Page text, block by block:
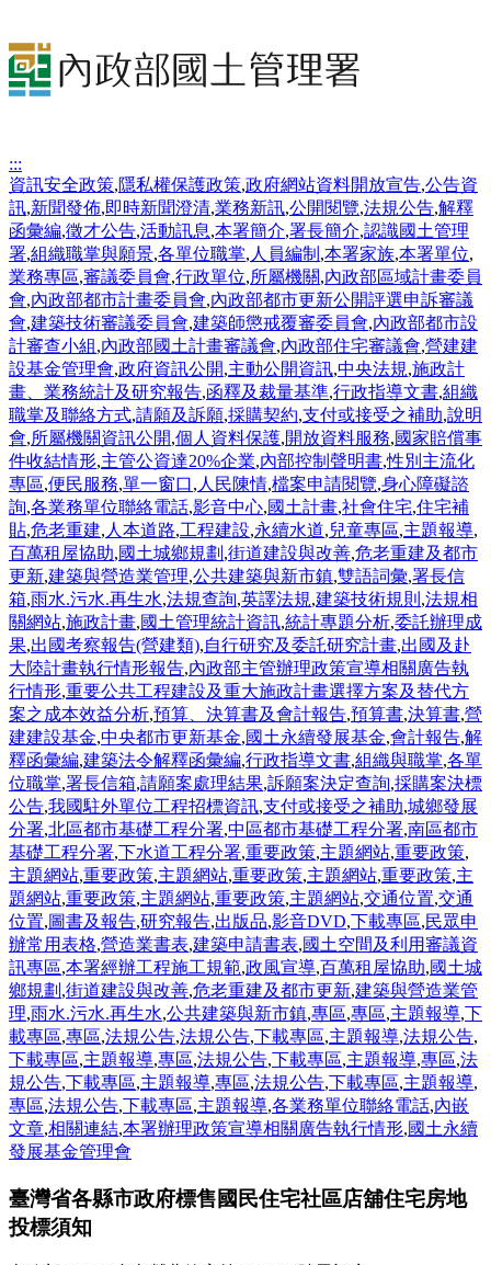
:::
資訊安全政策,隱私權保護政策,政府網站資料開放宣告,公告資
訊,新聞發佈,即時新聞澄清,業務新訊,公開閱覽,法規公告,解釋
函彙編,徵才公告,活動訊息,本署簡介,署長簡介,認識國土管理
署,組織職掌與願景,各單位職掌, 人員編制 ,本署家族,本署單位,
業務專區,審議委員會,行政單位,所屬機關,內政部區域計畫委員
會,內政部都市計畫委員會,內政部都市更新公開評選申訴審議
會,建築技術審議委員會,建築師懲戒覆審委員會,內政部都市設
計審查小組,內政部國土計畫審議會,內政部住宅審議會,營建建
設基金管理會,政府資訊公開,主動公開資訊,中央法規,施政計
畫、業務統計及研究報告,函釋及裁量基準,行政指導文書,組織
職掌及聯絡方式,請願及訴願,採購契約,支付或接受之補助,說明
會,所屬機關資訊公開,個人資料保護,開放資料服務,國家賠償事
件收結情形,主管公資達20%企業,內部控制聲明書,性別主流化
專區,便民服務,單一窗口, 人民陳情,檔案申請閱覽,身心障礙諮
詢,各業務單位聯絡電話,影音中心,國土計畫,社會住宅,住宅補
貼,危老重建, 人本道路,工程建設,永續水道,兒童專區,主題報導,
百萬租屋協助,國土城鄉規劃 ,街道建設與改善,危老重建及都市
更新,建築與營造業管理,公共建築與新市鎮,雙語詞彙,署長信
箱,雨水.污水.再生水,法規查詢,英譯法規,建築技術規則 ,法規相
關網站,施政計畫,國土管理統計資訊,統計專題分析,委託辦理成
果,出國考察報告(營建類),自行研究及委託研究計畫,出國及赴
大陸計畫執行情形報告,內政部主管辦理政策宣導相關廣告執
行情形,重要公共工程建設及重大施政計畫選擇方案及替代方
案之成本效益分析,預算、決算書及會計報告,預算書,決算書,營
建建設基金,中央都市更新基金,國土永續發展基金,會計報告,解
釋函彙編,建築法令解釋函彙編,行政指導文書,組織與職掌,各單
位職掌,署長信箱,請願案處理結果,訴願案決定查詢,採購案決標
公告,我國駐外單位工程招標資訊,支付或接受之補助,城鄉發展
分署,北區都市基礎工程分署,中區都市基礎工程分署,南區都市
基礎工程分署,下水道工程分署,重要政策,主題網站,重要政策,
主題網站,重要政策,主題網站,重要政策,主題網站,重要政策,主
題網站,重要政策,主題網站,重要政策,主題網站,交通位置,交通
位置,圖書及報告,研究報告,出版品,影音DVD,下載專區,民眾申
辦常用表格,營造業書表,建築申請書表,國土空間及利用審議資
訊專區,本署經辦工程施工規範,政風宣導,百萬租屋協助,國土城
鄉規劃 ,街道建設與改善,危老重建及都市更新,建築與營造業管
理,雨水.污水.再生水,公共建築與新市鎮,專區,專區,主題報導,下
載專區,專區,法規公告,法規公告,下載專區,主題報導,法規公告,
下載專區,主題報導,專區,法規公告,下載專區,主題報導,專區,法
規公告,下載專區,主題報導,專區,法規公告,下載專區,主題報導,
專區,法規公告,下載專區,主題報導,各業務單位聯絡電話,內嵌
文章,相關連結,本署辦理政策宣導相關廣告執行情形,國土永續
發展基金管理會
臺灣省各縣市政府標售國民住宅社區店舖住宅房地
投標須知